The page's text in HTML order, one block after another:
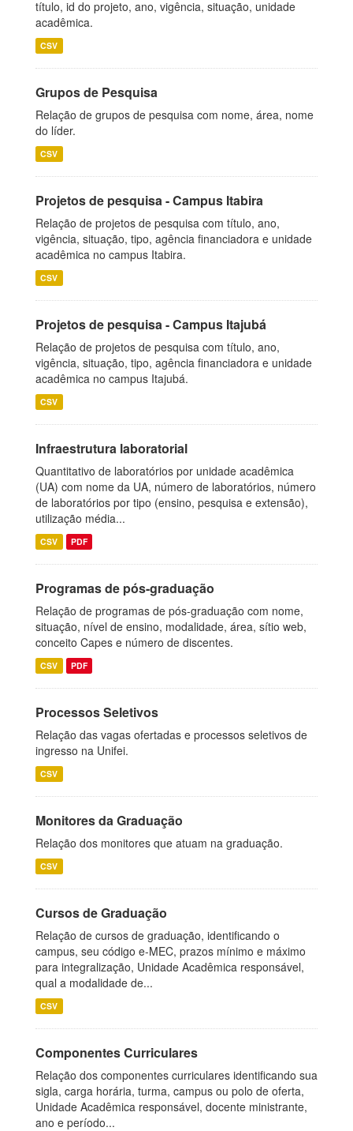
título, id do projeto, ano, vigência, situação, unidade
acadêmica.
CSV
Grupos de Pesquisa
Relação de grupos de pesquisa com nome, área, nome
do líder.
CSV
Projetos de pesquisa - Campus Itabira
Relação de projetos de pesquisa com título, ano,
vigência, situação, tipo, agência financiadora e unidade
acadêmica no campus Itabira.
CSV
Projetos de pesquisa - Campus Itajubá
Relação de projetos de pesquisa com título, ano,
vigência, situação, tipo, agência financiadora e unidade
acadêmica no campus Itajubá.
CSV
Infraestrutura laboratorial
Quantitativo de laboratórios por unidade acadêmica
(UA) com nome da UA, número de laboratórios, número
de laboratórios por tipo (ensino, pesquisa e extensão),
utilização média...
CSV PDF
Programas de pós-graduação
Relação de programas de pós-graduação com nome,
situação, nível de ensino, modalidade, área, sítio web,
conceito Capes e número de discentes.
CSV PDF
Processos Seletivos
Relação das vagas ofertadas e processos seletivos de
ingresso na Unifei.
CSV
Monitores da Graduação
Relação dos monitores que atuam na graduação.
CSV
Cursos de Graduação
Relação de cursos de graduação, identificando o
campus, seu código e-MEC, prazos mínimo e máximo
para integralização, Unidade Acadêmica responsável,
qual a modalidade de...
CSV
Componentes Curriculares
Relação dos componentes curriculares identificando sua
sigla, carga horária, turma, campus ou polo de oferta,
Unidade Acadêmica responsável, docente ministrante,
ano e período...